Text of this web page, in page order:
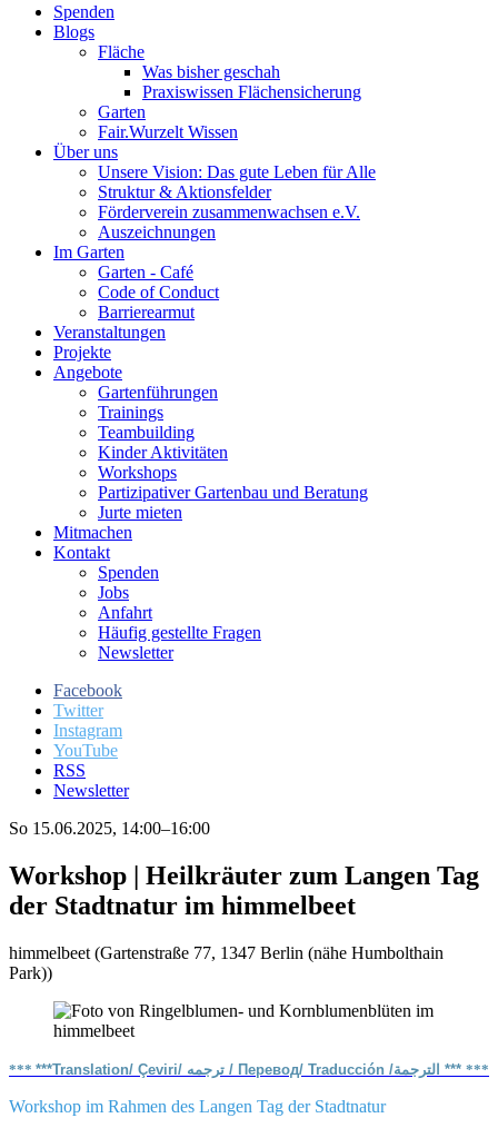
Spenden
Blogs
Fläche
Was bisher geschah
Praxiswissen Flächensicherung
Garten
Fair.Wurzelt Wissen
Über uns
Unsere Vision: Das gute Leben für Alle
Struktur & Aktionsfelder
Förderverein zusammenwachsen e.V.
Auszeichnungen
Im Garten
Garten - Café
Code of Conduct
Barrierearmut
Veranstaltungen
Projekte
Angebote
Gartenführungen
Trainings
Teambuilding
Kinder Aktivitäten
Workshops
Partizipativer Gartenbau und Beratung
Jurte mieten
Mitmachen
Kontakt
Spenden
Jobs
Anfahrt
Häufig gestellte Fragen
Newsletter
Facebook
Twitter
Instagram
YouTube
RSS
Newsletter
So 15.06.2025, 14:00–16:00
Workshop | Heilkräuter zum Langen Tag
der Stadtnatur im himmelbeet
himmelbeet (Gartenstraße 77, 1347 Berlin (nähe Humbolthain
Park))
*** ***Translation/ Çeviri/ ترجمه / Перевод/ Traducción /الترجمة *** ***
Workshop im Rahmen des Langen Tag der Stadtnatur